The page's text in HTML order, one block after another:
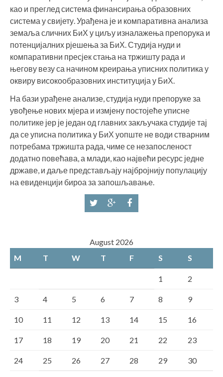
као и преглед система финансирања образовних
система у свијету. Урађена је и компаративна анализа
земаља сличних БиХ у циљу изналажења препорука и
потенцијалних рјешења за БиХ. Студија нуди и
компаративни пресјек стања на тржишту рада и
његову везу са начином креирања уписних политика у
оквиру високообразовних институција у БиХ.
На бази урађене анализе, студија нуди препоруке за
увођење нових мјера и измјену постојеће уписне
политике јер је један од главних закључака студије тај
да се уписна политика у БиХ уопште не води стварним
потребама тржишта рада, чиме се незапосленост
додатно повећава, а млади, као највећи ресурс једне
државе, и даље представљају најбројнију популацију
на евиденцији бироа за запошљавање.
August 2026
M
T W T F S S
1 2
3 4 5 6 7 8 9
10 11 12 13 14 15 16
17 18 19 20 21 22 23
24 25 26 27 28 29 30